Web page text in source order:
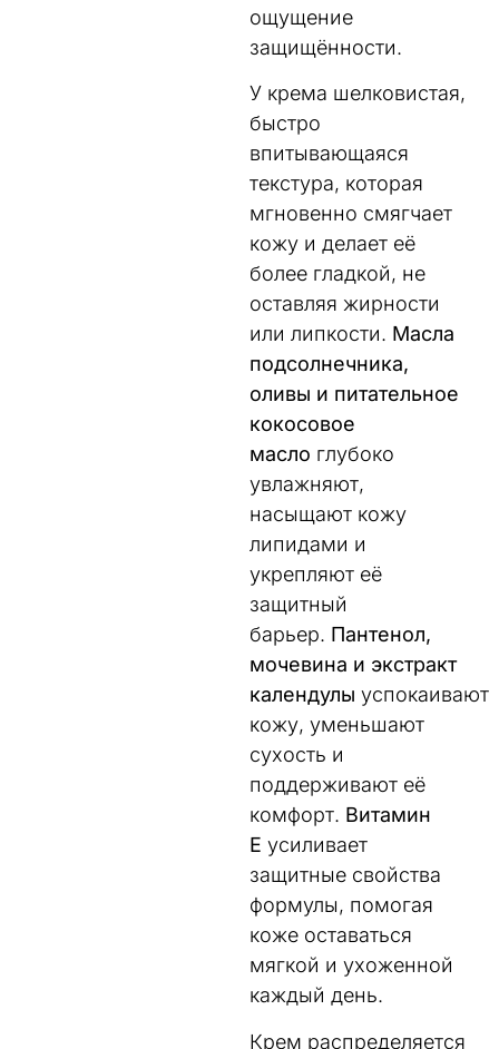
ощущение
защищённости.
У крема шелковистая,
быстро
впитывающаяся
текстура, которая
мгновенно смягчает
кожу и делает её
более гладкой, не
оставляя жирности
или липкости. Масла
подсолнечника,
оливы и питательное
кокосовое
масло глубоко
увлажняют,
насыщают кожу
липидами и
укрепляют её
защитный
барьер. Пантенол,
мочевина и экстракт
календулы успокаивают
кожу, уменьшают
сухость и
поддерживают её
комфорт. Витамин
E усиливает
защитные свойства
формулы, помогая
коже оставаться
мягкой и ухоженной
каждый день.
Крем распределяется